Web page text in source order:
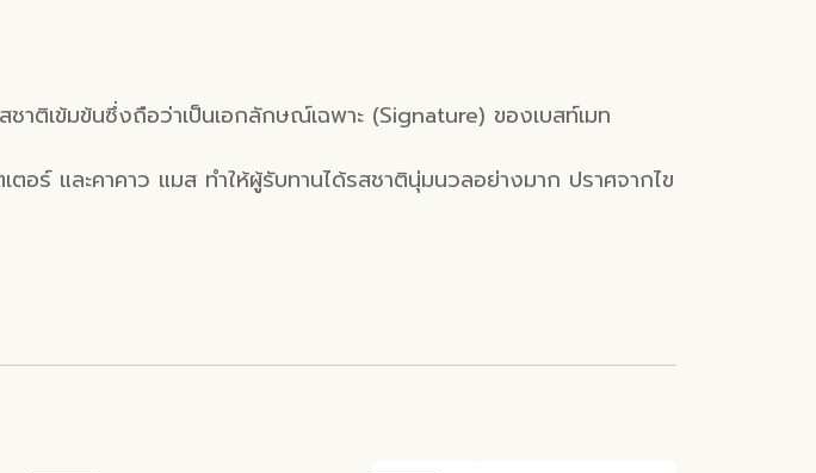
ติเข้มข้นซึ่งถือว่าเป็นเอกลักษณ์เฉพาะ (Signature) ของเบสท์เมท
และคาคาว แมส ทำให้ผู้รับทานได้รสชาตินุ่มนวลอย่างมาก ปราศจากไข